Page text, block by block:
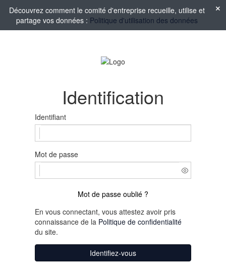
Découvrez comment le comité d'entreprise recueille, utilise et
partage vos données : Politique d'utilisation des données
Identification
Identifiant
Mot de passe
Mot de passe oublié ?
En vous connectant, vous attestez avoir pris
connaissance de la Politique de confidentialité
du site.
Identifiez-vous